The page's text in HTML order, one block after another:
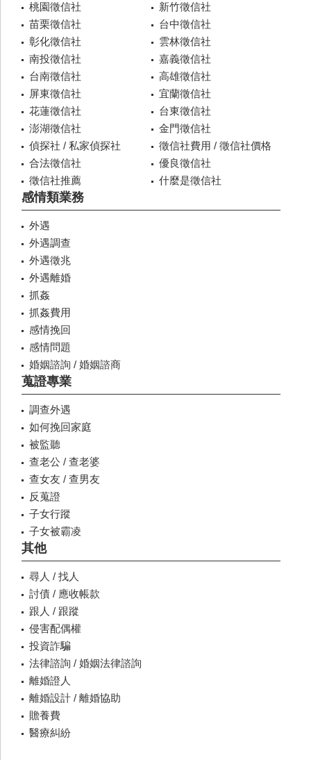
桃園徵信社
新竹徵信社
苗栗徵信社
台中徵信社
彰化徵信社
雲林徵信社
南投徵信社
嘉義徵信社
台南徵信社
高雄徵信社
屏東徵信社
宜蘭徵信社
花蓮徵信社
台東徵信社
澎湖徵信社
金門徵信社
偵探社 / 私家偵探社
徵信社費用 / 徵信社價格
合法徵信社
優良徵信社
徵信社推薦
什麼是徵信社
感情類業務
外遇
外遇調查
外遇徵兆
外遇離婚
抓姦
抓姦費用
感情挽回
感情問題
婚姻諮詢 / 婚姻諮商
蒐證專業
調查外遇
如何挽回家庭
被監聽
查老公 / 查老婆
查女友 / 查男友
反蒐證
子女行蹤
子女被霸凌
其他
尋人 / 找人
討債 / 應收帳款
跟人 / 跟蹤
侵害配偶權
投資詐騙
法律諮詢 / 婚姻法律諮詢
離婚證人
離婚設計 / 離婚協助
贍養費
醫療糾紛